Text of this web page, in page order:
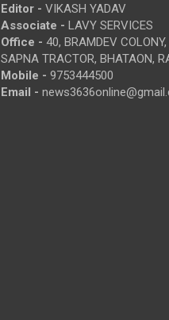
Editor - VIKASH YADAV
Associate - LAVY SERVICES
Office - 40, BRAMDEV
SAPNA TRACTOR, BHATAON,
Mobile - 9753444500
Email -